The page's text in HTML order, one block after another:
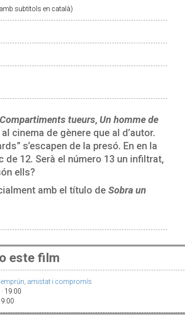
subtítols en català)
Compartiments tueurs, Un homme de
cinema de gènere que al d’autor.
s’escapen de la presó. En en la
de 12. Serà el número 13 un infiltrat,
ells?
amb el título de Sobra un
este film
amistat i compromís
19:00